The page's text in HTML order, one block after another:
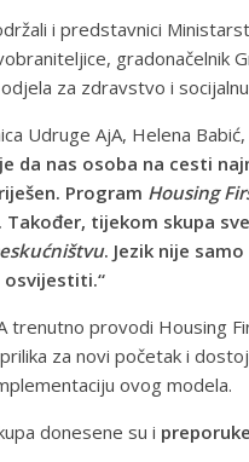
i predstavnici
gradonačelnik
za zdravstvo i
Udruge AjA, Helena Babić,
da nas osoba na cesti
Program Housing
Također, tijekom skupa
. Jezik nije
osvijestiti.“
trenutno provodi Housing
za novi početak i
ovog modela.
donesene su i